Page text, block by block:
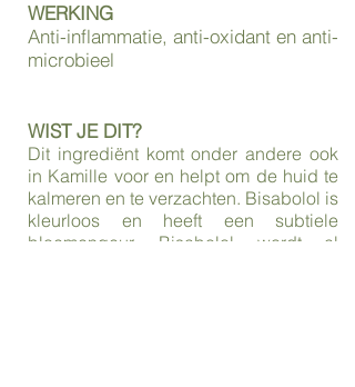
WERKING
Anti-inflammatie, anti-oxidant en anti-
microbieel
WIST JE DIT?
Dit ingrediënt komt onder andere ook
in Kamille voor en helpt om de huid te
kalmeren en te verzachten. Bisabolol is
kleurloos en heeft een subtiele
bloemengeur. Bisabolol wordt al